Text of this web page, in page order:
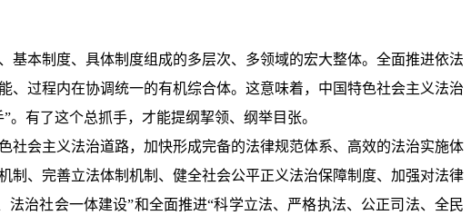
本制度、具体制度组成的多层次、多领域的宏大整体。全面推进依法
过程内在协调统一的有机综合体。这意味着，中国特色社会主义法治
有了这个总抓手，才能提纲挈领、纲举目张。
会主义法治道路，加快形成完备的法律规范体系、高效的法治实施体
、完善立法体制机制、健全社会公平正义法治保障制度、加强对法律
治社会一体建设”和全面推进“科学立法、严格执法、公正司法、全民